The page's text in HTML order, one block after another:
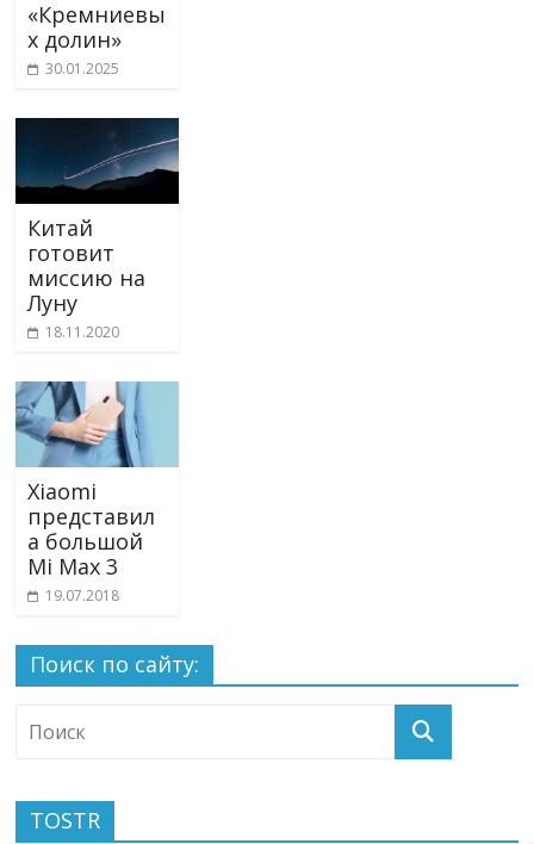
«Кремниевы
х долин»
30.01.2025
Китай
готовит
миссию на
Луну
18.11.2020
Xiaomi
представил
а большой
Mi Max 3
19.07.2018
Поиск по сайту:
TOSTR